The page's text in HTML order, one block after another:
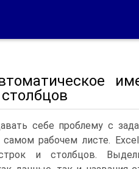
себе проблему с
самом рабочем листе.
и столбцов.